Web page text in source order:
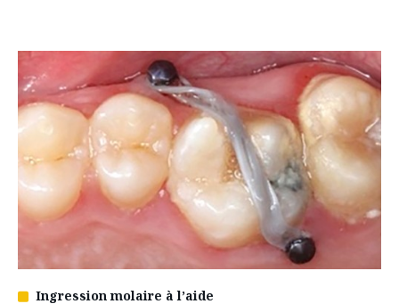
Article
Ingression molaire à l’aide